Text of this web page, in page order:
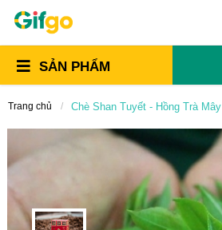
SẢN PHẨM
Trang chủ Chè Shan Tuyết - Hồng Trà Mây